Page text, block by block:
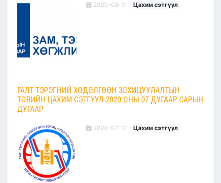
2020-08-31 Цахим сэтгүүл
ГАЛТ ТЭРЭГНИЙ ХӨДӨЛГӨӨН ЗОХИЦУУЛАЛТЫН
ТӨВИЙН ЦАХИМ СЭТГҮҮЛ 2020 ОНЫ 07 ДУГААР САРЫН
ДУГААР
2020-07-31 Цахим сэтгүүл